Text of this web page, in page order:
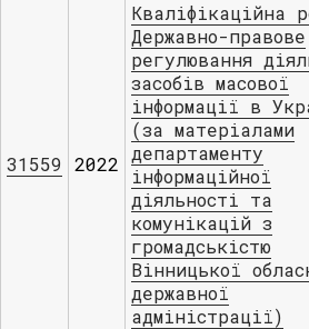
31559 2022
Кваліфікаційна
Державно-правове
регулювання
засобів масової
інформації в
(за матеріалами
департаменту
інформаційної
діяльності та
комунікацій з
громадськістю
Вінницької
державної
адміністрації)